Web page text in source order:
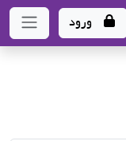
املاک
ورود